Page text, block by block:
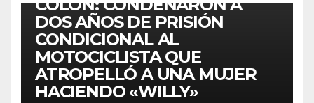
COLÓN: CONDENARON A
DOS AÑOS DE PRISIÓN
CONDICIONAL AL
MOTOCICLISTA QUE
ATROPELLÓ A UNA MUJER
HACIENDO «WILLY»